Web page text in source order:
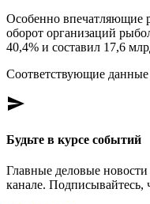
Особенно впечатляющие
оборот организаций
40,4% и составил 17,6
Соответствующие
send
Будьте в курсе событий
Главные деловые
канале. Подписывайтесь,